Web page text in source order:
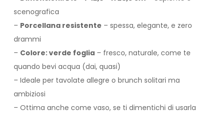
scenografica
– Porcellana resistente – spessa, elegante, e zero
drammi
– Colore: verde foglia – fresco, naturale, come te
quando bevi acqua (dai, quasi)
– Ideale per tavolate allegre o brunch solitari ma
ambiziosi
– Ottima anche come vaso, se ti dimentichi di usarla